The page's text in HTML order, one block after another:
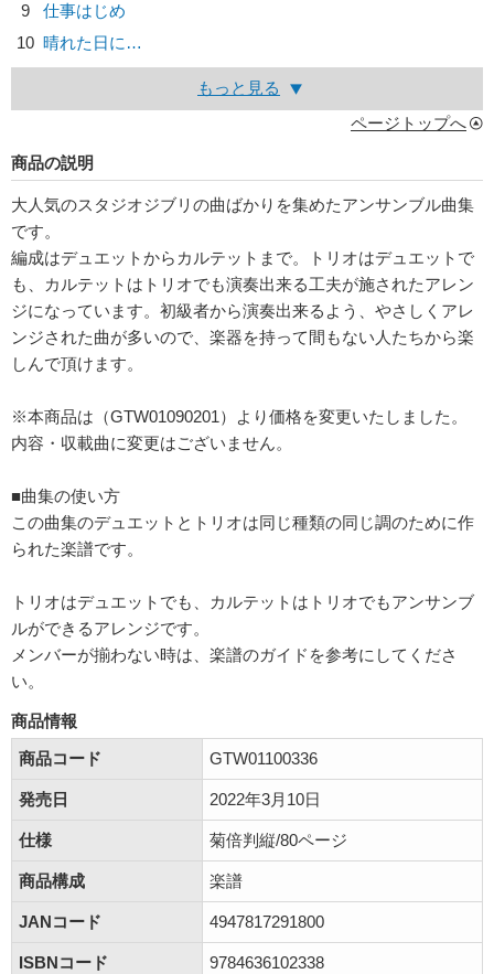
9
仕事はじめ
10 晴れた日に…
もっと見る
ページトップへ
商品の説明
大人気のスタジオジブリの曲ばかりを集めたアンサンブル曲集
です。
編成はデュエットからカルテットまで。トリオはデュエットで
も、カルテットはトリオでも演奏出来る工夫が施されたアレン
ジになっています。初級者から演奏出来るよう、やさしくアレ
ンジされた曲が多いので、楽器を持って間もない人たちから楽
しんで頂けます。
※本商品は（GTW01090201）より価格を変更いたしました。
内容・収載曲に変更はございません。
■曲集の使い方
この曲集のデュエットとトリオは同じ種類の同じ調のために作
られた楽譜です。
トリオはデュエットでも、カルテットはトリオでもアンサンブ
ルができるアレンジです。
メンバーが揃わない時は、楽譜のガイドを参考にしてくださ
い。
商品情報
商品コード
GTW01100336
発売日 2022年3月10日
仕様 菊倍判縦/80ページ
商品構成 楽譜
JANコード 4947817291800
ISBNコード 9784636102338